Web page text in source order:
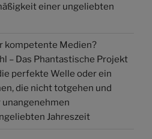
einer ungeliebten
kompetente Medien?
– Das Phantastische Projekt
perfekte Welle oder ein
die nicht totgehen und
Jahreszeit